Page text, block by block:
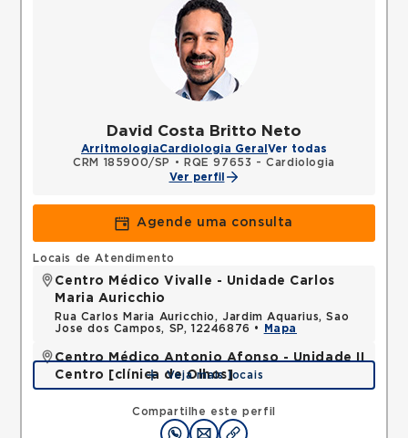
David Costa Britto Neto
ArritmologiaCardiologia Geral Ver todas
CRM 185900/SP
•
RQE 97653 - Cardiologia
Ver perfil
Agende uma consulta
Compartilhe este perfil
Locais de Atendimento
Centro Médico Vivalle - Unidade Carlos
Maria Auricchio
Rua Carlos Maria Auricchio, Jardim Aquarius, Sao
Jose dos Campos, SP, 12246876 •
Mapa
Centro Médico Antonio Afonso - Unidade II
Centro [clínica de Olhos]
Rua Quinze de Novembro, Centro, Jacarei, SP,
Mapa
Veja mais locais